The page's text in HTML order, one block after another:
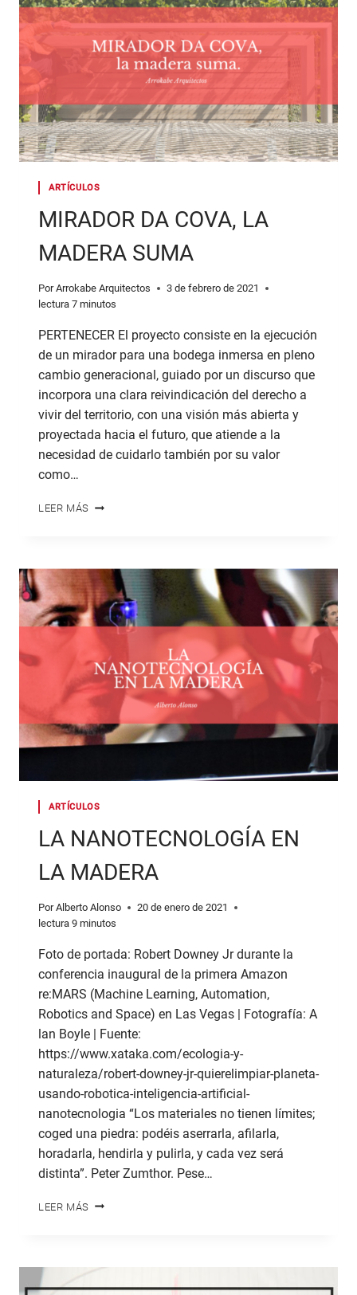
ARTÍCULOS
MIRADOR DA COVA, LA
MADERA SUMA
Por Arrokabe Arquitectos
3 de febrero de 2021
lectura 7 minutos
PERTENECER El proyecto consiste en la ejecución
de un mirador para una bodega inmersa en pleno
cambio generacional, guiado por un discurso que
incorpora una clara reivindicación del derecho a
vivir del territorio, con una visión más abierta y
proyectada hacia el futuro, que atiende a la
necesidad de cuidarlo también por su valor
como…
LEER MÁS MIRADOR
MADERA
SUMA
ARTÍCULOS
LA NANOTECNOLOGÍA EN
LA MADERA
Por Alberto Alonso
20 de enero de 2021
lectura 9 minutos
Foto de portada: Robert Downey Jr durante la
conferencia inaugural de la primera Amazon
re:MARS (Machine Learning, Automation,
Robotics and Space) en Las Vegas | Fotografía: A
lan Boyle | Fuente:
https://www.xataka.com/ecologia-y-
naturaleza/robert-downey-jr-quierelimpiar-planeta-
usando-robotica-inteligencia-artificial-
nanotecnologia “Los materiales no tienen límites;
coged una piedra: podéis aserrarla, afilarla,
horadarla, hendirla y pulirla, y cada vez será
distinta”. Peter Zumthor. Pese…
LEER MÁS LA
MADERA